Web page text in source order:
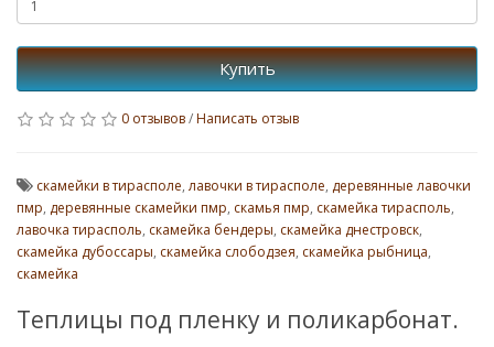
Купить
0 отзывов/Написать отзыв
скамейки в тирасполе, лавочки в тирасполе, деревянные лавочки
пмр, деревянные скамейки пмр, скамья пмр, скамейка тирасполь,
лавочка тирасполь, скамейка бендеры, скамейка днестровск,
скамейка дубоссары, скамейка слободзея, скамейка рыбница,
скамейка
Теплицы под пленку и поликарбонат.